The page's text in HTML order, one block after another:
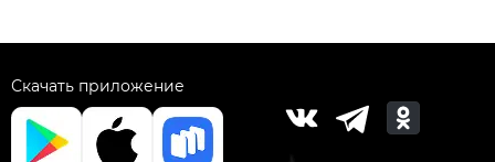
Скачать приложение